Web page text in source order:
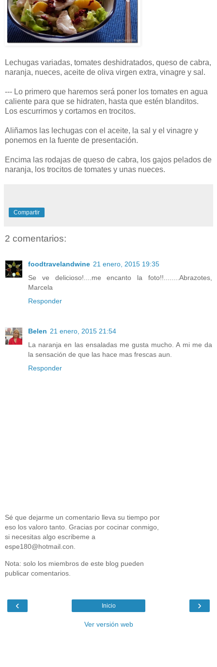
Lechugas variadas, tomates deshidratados, queso de cabra,
naranja, nueces, aceite de oliva virgen extra, vinagre y sal.
--- Lo primero que haremos será poner los tomates en agua
caliente para que se hidraten, hasta que estén blanditos.
Los escurrimos y cortamos en trocitos.
Aliñamos las lechugas con el aceite, la sal y el vinagre y
ponemos en la fuente de presentación.
Encima las rodajas de queso de cabra, los gajos pelados de
naranja, los trocitos de tomates y unas nueces.
Compartir
2 comentarios:
foodtravelandwine 21 enero, 2015 19:35
Se ve delicioso!....me encanto la foto!!........Abrazotes,
Marcela
Responder
Belen 21 enero, 2015 21:54
La naranja en las ensaladas me gusta mucho. A mi me da
la sensación de que las hace mas frescas aun.
Responder
Sé que dejarme un comentario lleva su tiempo por
eso los valoro tanto. Gracias por cocinar conmigo,
si necesitas algo escribeme a
espe180@hotmail.con.
Nota: solo los miembros de este blog pueden
publicar comentarios.
‹ ›
Inicio
Ver versión web